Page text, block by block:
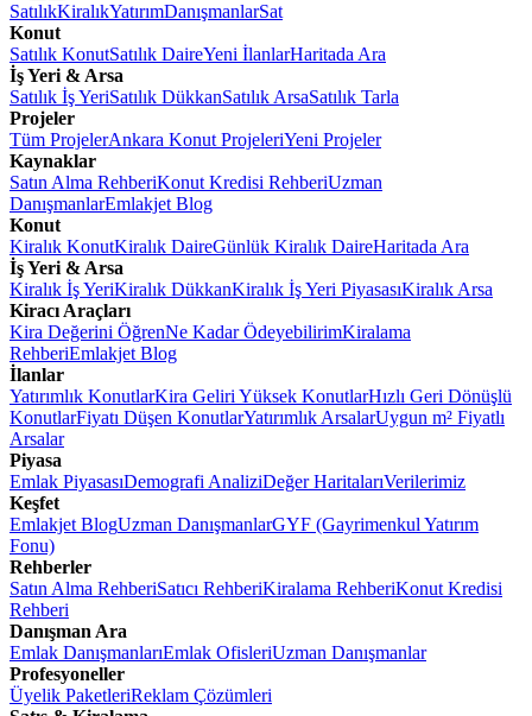
SatılıkKiralıkYatırımDanışmanlarSat
Konut
Satılık KonutSatılık DaireYeni İlanlarHaritada Ara
İş Yeri & Arsa
Satılık İş YeriSatılık DükkanSatılık ArsaSatılık Tarla
Projeler
Tüm ProjelerAnkara Konut ProjeleriYeni Projeler
Kaynaklar
Satın Alma RehberiKonut Kredisi RehberiUzman
DanışmanlarEmlakjet Blog
Konut
Kiralık KonutKiralık DaireGünlük Kiralık DaireHaritada Ara
İş Yeri & Arsa
Kiralık İş YeriKiralık DükkanKiralık İş Yeri PiyasasıKiralık Arsa
Kiracı Araçları
Kira Değerini ÖğrenNe Kadar ÖdeyebilirimKiralama
RehberiEmlakjet Blog
İlanlar
Yatırımlık KonutlarKira Geliri Yüksek KonutlarHızlı Geri Dönüşlü
KonutlarFiyatı Düşen KonutlarYatırımlık ArsalarUygun m² Fiyatlı
Arsalar
Piyasa
Emlak PiyasasıDemografi AnaliziDeğer HaritalarıVerilerimiz
Keşfet
Emlakjet BlogUzman DanışmanlarGYF (Gayrimenkul Yatırım
Fonu)
Rehberler
Satın Alma RehberiSatıcı RehberiKiralama RehberiKonut Kredisi
Rehberi
Danışman Ara
Emlak DanışmanlarıEmlak OfisleriUzman Danışmanlar
Profesyoneller
Üyelik PaketleriReklam Çözümleri